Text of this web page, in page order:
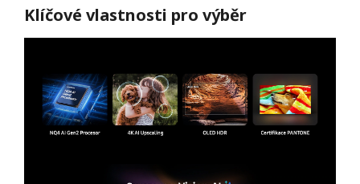
Klíčové vlastnosti pro výběr